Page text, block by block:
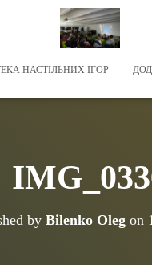
НАСТІЛЬНИХ ІГОР
by Bilenko Olegon